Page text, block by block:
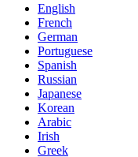
English
French
German
Portuguese
Spanish
Russian
Japanese
Korean
Arabic
Irish
Greek